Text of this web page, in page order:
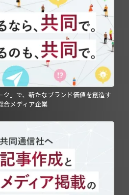
ク」で、新たなブランド価値を創造す
合メディア企業